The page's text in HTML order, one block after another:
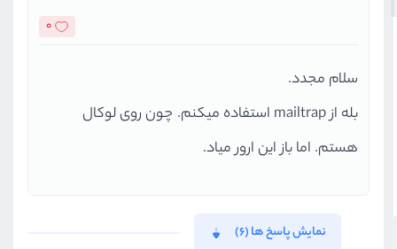
0
سلام مجدد.
بله از mailtrap استفاده میکنم. چون روی لوکال
هستم. اما باز این ارور میاد.
نمایش پاسخ ها (6)